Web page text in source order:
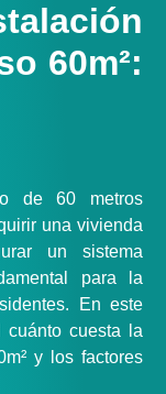
60m²:
de 60 metros
una vivienda
un sistema
para la
En este
cuánto cuesta la
y los factores